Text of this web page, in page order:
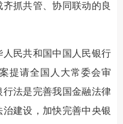
抓共管、协同联动的良
民共和国中国人民银行
提请全国人大常委会审
法是完善我国金融法律
建设，加快完善中央银